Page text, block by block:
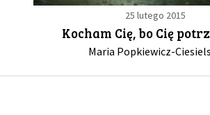
GALERIA
DRUŻYNA
25 lutego 2015
Kocham Cię, bo Cię
Maria Popkiewicz-